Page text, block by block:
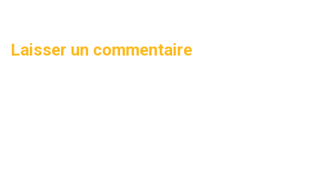
Laisser un commentaire